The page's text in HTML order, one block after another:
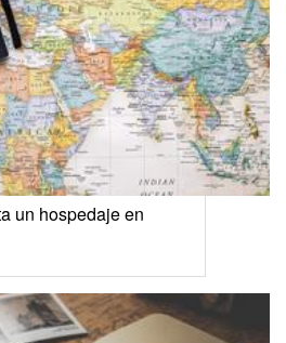
un hospedaje en